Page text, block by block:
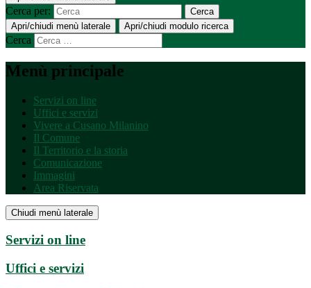
Cerca per:
Cerca
Apri/chiudi menù laterale
Apri/chiudi modulo ricerca
Cerca
Menù principale
Servizi on line
Uffici e servizi
Vivere a Cusano Milanino
Il Comune
Il Territorio e la storia
Comunicazione
Immagini
Area Riservata
Chiudi menù laterale
Servizi on line
Uffici e servizi